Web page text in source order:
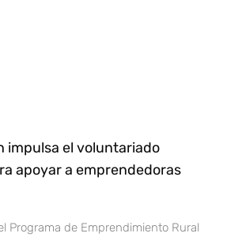
impulsa el voluntariado
apoyar a emprendedoras
Programa de Emprendimiento Rural